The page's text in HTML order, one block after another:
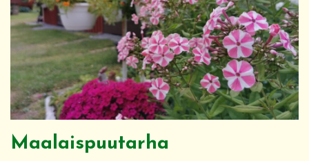
Maalaispuutarha